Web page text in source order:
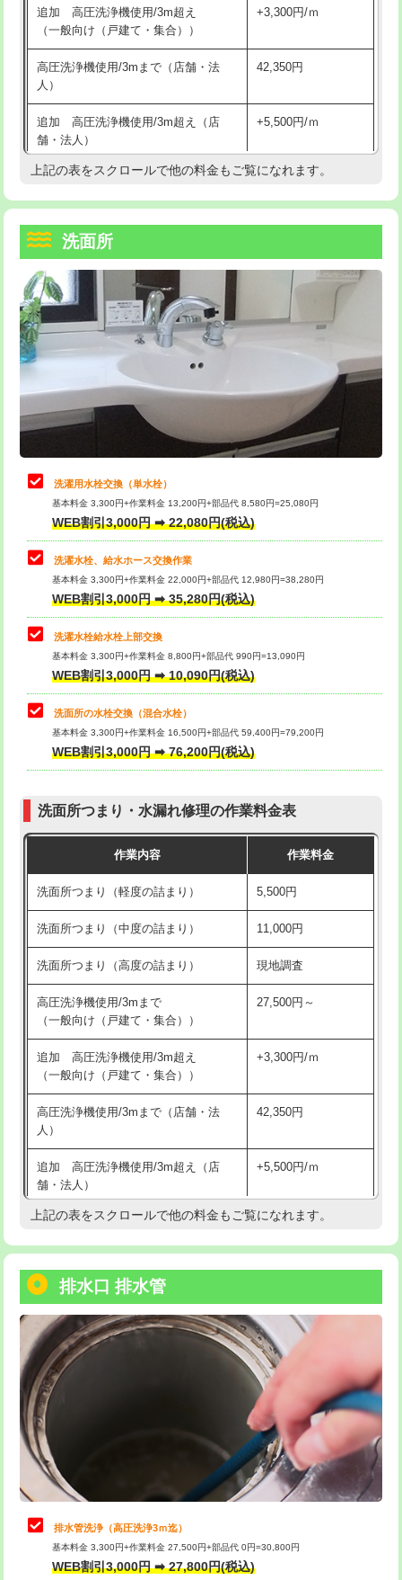
マス交換（深さ50㎝以上） 66,000円
コンクリート斫り（厚さ10㎝まで） 27,500円
コンクリート斫り（厚さ10㎝超え）
モルタル補修（厚さ10㎝まで）
モルタル補修（厚さ10㎝超え） 38,500円
洗面台設置 38,500円
追加人工
廃棄・処分 現場見積
※給水管工事は20mmまでの価格です。
持込商品取付（混合水栓） 16,500円
給水管工事※（ホール加工)
給水管工事※（バンド止め) 3,300円
給水管工事※（支持金具設置) 5,500円
給水管工事※（保温材使用（バンド止
め込み）)
5,500円
給水管工事※（土の掘削・埋め戻し作
業)
11,000円
給水管工事※（塩ビ管（VP・HI）使
用/3ｍまで)
33,000円
給水管工事※（塩ビ管（VP・HI）使
用（追加）/3ｍ超え)
給水管工事※（ライニング鋼管・銅
管・ポリ管・HT管使用/3ｍまで)
44,000円
給水管工事※（ライニング鋼管・銅
管・ポリ管・HT管使用/3ｍ超え)
排水管工事（土の掘削・埋め戻し作
業）
排水管工事（排水管工事/3ｍまで） 55,000円
排水管工事（追加 排水管工事/3ｍ超
え）
マス交換（土の掘削・埋め戻し作業）
マス交換（深さ50㎝未満）
マス交換（深さ50㎝以上）
モルタル補修（厚さ10㎝まで） 27,500円
モルタル補修（厚さ10㎝超え） 38,500円
洗面台設置 38,500円
バスタブ設置 現場見積
追加人工 16,500円
廃棄・処分
※給水管工事は20mmまでの価格です。
追加 高圧洗浄機使用/3m超え
（一般向け（戸建て・集合））
+3,300円/ｍ
高圧洗浄機使用/3mまで（店舗・法
人）
42,350円
追加 高圧洗浄機使用/3m超え（店
舗・法人）
+5,500円/ｍ
高度高圧洗浄換 現地調査
トーラー機使用/3mまで
追加トーラー機使用/3m超え +3,300円
カメラ調査 33,000円
桝清掃
止水・漏水調査・防水処理・清掃・修
理・調整・分解・加工など（軽作業）
11,000円
止水・漏水調査・防水処理・清掃・修
理・調整・分解・加工など（中作業）
22,000円
止水・漏水調査・防水処理・清掃・修
理・調整・分解・加工など（重作業）
33,000円
キッチンタンク脱着
その他部品の脱着
交換・取付（タンク）
交換・取付(単水栓（壁付・デッキ
式）)
交換・取付(混合水栓（壁付・デッキ
式・ワンホール）)
16,500円+材料費
（P/S/ポップアップ））
交換・取付（その他部品） 11,000円+材料費
持込商品取付（単水栓） 13,200円
持込商品取付（混合水栓） 16,500円
持込商品取付（浄水器・分岐水栓） 16,500円
給水管工事※（ホール加工) 16,500円
給水管工事※（バンド止め)
給水管工事※（支持金具設置) 5,500円
給水管工事※（保温材使用（バンド止
め込み）)
5,500円
給水管工事※（土の掘削・埋め戻し作
業)
11,000円
給水管工事※（塩ビ管（VP・HI）使
用/3ｍまで)
用（追加）/3ｍ超え)
給水管工事※（ライニング鋼管・銅
管・ポリ管・HT管使用/3ｍまで)
44,000円
給水管工事※（ライニング鋼管・銅
管・ポリ管・HT管使用/3ｍ超え)
+8,800円
排水管工事（土の掘削・埋め戻し作
業）
11,000円~
排水管工事（排水管工事/3ｍまで） 55,000円
排水管工事（追加 排水管工事/3ｍ超
え）
マス交換（土の掘削・埋め戻し作業）
上記の表をスクロールで他の料金もご覧になれます。
洗面所
洗濯用水栓交換（単水栓）
基本料金 3,300円+作業料金 13,200円+部品代 8,580円=25,080円
WEB割引3,000円 ➡ 22,080円(税込)
洗濯水栓、給水ホース交換作業
基本料金 3,300円+作業料金 22,000円+部品代 12,980円=38,280円
WEB割引3,000円 ➡ 35,280円(税込)
洗濯水栓給水栓上部交換
基本料金 3,300円+作業料金 8,800円+部品代 990円=13,090円
WEB割引3,000円 ➡ 10,090円(税込)
洗面所の水栓交換（混合水栓）
基本料金 3,300円+作業料金 16,500円+部品代 59,400円=79,200円
WEB割引3,000円 ➡ 76,200円(税込)
洗面所つまり・水漏れ修理の作業料金表
作業内容 作業料金
洗面所つまり（軽度の詰まり） 5,500円
洗面所つまり（中度の詰まり） 11,000円
洗面所つまり（高度の詰まり） 現地調査
高圧洗浄機使用/3mまで
（一般向け（戸建て・集合））
27,500円～
追加 高圧洗浄機使用/3m超え
（一般向け（戸建て・集合））
+3,300円/ｍ
高圧洗浄機使用/3mまで（店舗・法
人）
42,350円
追加 高圧洗浄機使用/3m超え（店
舗・法人）
+5,500円/ｍ
高度高圧洗浄換 現地調査
トーラー機使用/3mまで
追加トーラー機使用/3m超え +3,300円
カメラ調査 33,000円
桝清掃 8,800円
止水・漏水調査・防水処理・清掃・修
理・調整・分解・加工など（軽作業）
11,000円
止水・漏水調査・防水処理・清掃・修
理・調整・分解・加工など（中作業）
22,000円
止水・漏水調査・防水処理・清掃・修
理・調整・分解・加工など（重作業）
33,000円
上記の表をスクロールで他の料金もご覧になれます。
排水口 排水管
排水管洗浄（高圧洗浄3ｍ迄）
基本料金 3,300円+作業料金 27,500円+部品代 0円=30,800円
WEB割引3,000円 ➡ 27,800円(税込)